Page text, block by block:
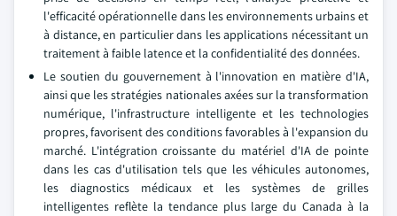
l'efficacité opérationnelle dans les environnements urbains et
à distance, en particulier dans les applications nécessitant un
traitement à faible latence et la confidentialité des données.
Le soutien du gouvernement à l'innovation en matière d'IA,
ainsi que les stratégies nationales axées sur la transformation
numérique, l'infrastructure intelligente et les technologies
propres, favorisent des conditions favorables à l'expansion du
marché. L'intégration croissante du matériel d'IA de pointe
dans les cas d'utilisation tels que les véhicules autonomes,
les diagnostics médicaux et les systèmes de grilles
intelligentes reflète la tendance plus large du Canada à la